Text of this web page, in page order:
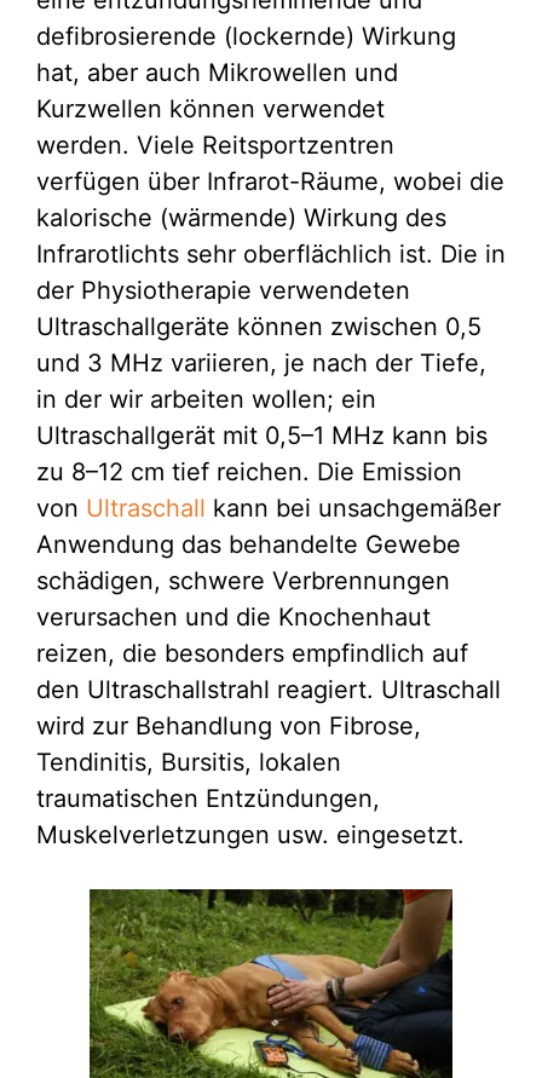
defibrosierende (lockernde) Wirkung
hat, aber auch Mikrowellen und
Kurzwellen können verwendet
werden. Viele Reitsportzentren
verfügen über Infrarot-Räume, wobei die
kalorische (wärmende) Wirkung des
Infrarotlichts sehr oberflächlich ist. Die in
der Physiotherapie verwendeten
Ultraschallgeräte können zwischen 0,5
und 3 MHz variieren, je nach der Tiefe,
in der wir arbeiten wollen; ein
Ultraschallgerät mit 0,5–1 MHz kann bis
zu 8–12 cm tief reichen. Die Emission
von Ultraschall kann bei unsachgemäßer
Anwendung das behandelte Gewebe
schädigen, schwere Verbrennungen
verursachen und die Knochenhaut
reizen, die besonders empfindlich auf
den Ultraschallstrahl reagiert. Ultraschall
wird zur Behandlung von Fibrose,
Tendinitis, Bursitis, lokalen
traumatischen Entzündungen,
Muskelverletzungen usw. eingesetzt.